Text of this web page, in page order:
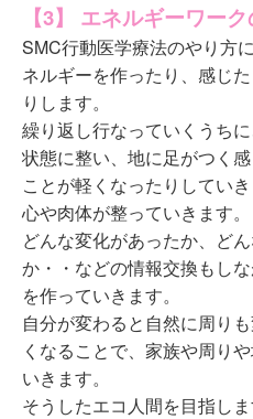
【3】 エネルギーワー
SMC行動医学療法のやり方
ネルギーを作ったり、感じ
りします。
繰り返し行なっていくうち
状態に整い、地に足がつく
ことが軽くなったりしてい
心や肉体が整っていきます。
どんな変化があったか、ど
か・・などの情報交換もし
を作っていきます。
自分が変わると自然に周り
くなることで、家族や周り
いきます。
そうしたエコ人間を目指し